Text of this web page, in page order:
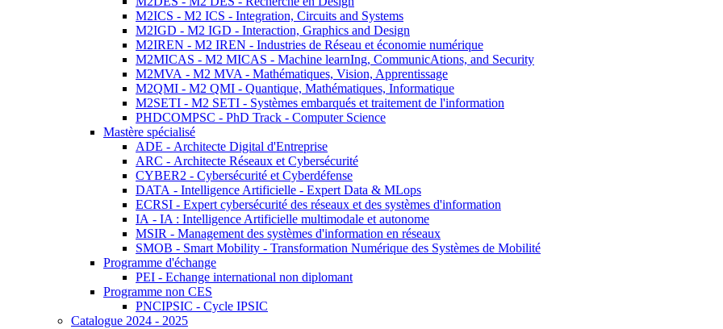
M2ICS - M2 ICS - Integration, Circuits and Systems
M2IGD - M2 IGD - Interaction, Graphics and Design
M2IREN - M2 IREN - Industries de Réseau et économie numérique
M2MICAS - M2 MICAS - Machine learnIng, CommunicAtions, and Security
M2MVA - M2 MVA - Mathématiques, Vision, Apprentissage
M2QMI - M2 QMI - Quantique, Mathématiques, Informatique
M2SETI - M2 SETI - Systèmes embarqués et traitement de l'information
PHDCOMPSC - PhD Track - Computer Science
Mastère spécialisé
ADE - Architecte Digital d'Entreprise
ARC - Architecte Réseaux et Cybersécurité
CYBER2 - Cybersécurité et Cyberdéfense
DATA - Intelligence Artificielle - Expert Data & MLops
ECRSI - Expert cybersécurité des réseaux et des systèmes d'information
IA - IA : Intelligence Artificielle multimodale et autonome
MSIR - Management des systèmes d'information en réseaux
SMOB - Smart Mobility - Transformation Numérique des Systèmes de Mobilité
Programme d'échange
PEI - Echange international non diplomant
Programme non CES
PNCIPSIC - Cycle IPSIC
Catalogue 2024 - 2025